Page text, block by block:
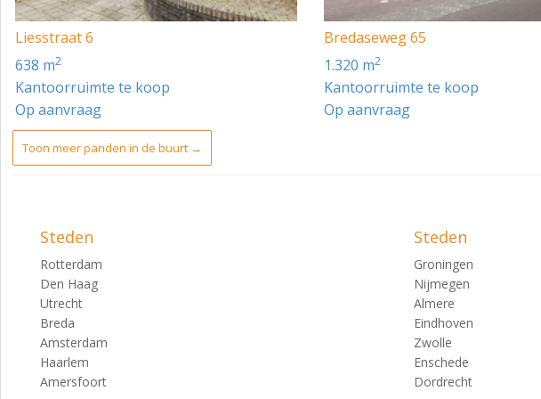
Het gehuurde beschikt over eigen meters ten behoeve van het verbruik van
het verbruik, inclusief vastrecht, rechtstreeks voldoen aan de desbetreffende
OPLEVERINGSNIVEAU
Het object zal worden opgeleverd met o.a. de volgende voorzieningen:
- Systeemplafonds met lichtarmaturen;
- Afgewerkte vloeren;
- Screens;
- Vier elektrische laadpunten;
- Toiletten;
- Pantry.
ENERGIELABEL
Label A++ | geldig tot 27-09-2031
Liesstraat 6
638 m2
Kantoorruimte te koop
Op aanvraag
Bredaseweg 65
1.320 m2
Kantoorruimte te koop
Op aanvraag
Toon meer panden in de buurt →
Steden
Rotterdam
Den Haag
Utrecht
Breda
Amsterdam
Haarlem
Amersfoort
Steden
Groningen
Nijmegen
Almere
Eindhoven
Zwolle
Enschede
Dordrecht